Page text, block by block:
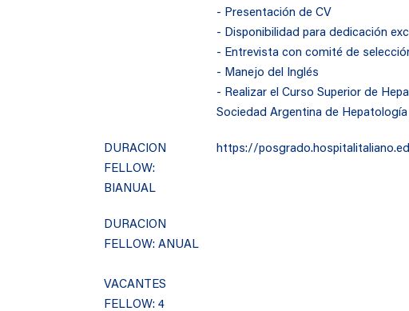
- Presentación de CV
- Disponibilidad para dedicación
- Entrevista con comité de
- Manejo del Inglés
- Realizar el Curso Superior de
Sociedad Argentina de
DURACION
FELLOW:
BIANUAL
https://
DURACION
FELLOW: ANUAL
VACANTES
FELLOW: 4